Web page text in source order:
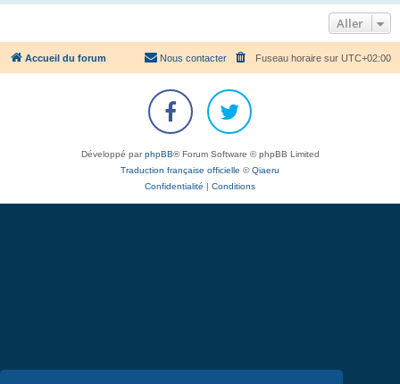
Aller
Accueil du forum Fuseau horaire sur UTC+02:00
Nous contacter
Développé parphpBB® Forum Software © phpBB Limited
Traduction française officielle ©Qiaeru
Confidentialité
Conditions